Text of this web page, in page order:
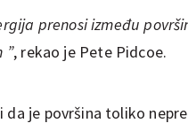
prenosi između
”, rekao je Pete Pidcoe.
da je površina toliko